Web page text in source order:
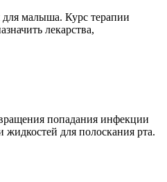
для малыша. Курс терапии
лекарства,
попадания инфекции
для полоскания рта.